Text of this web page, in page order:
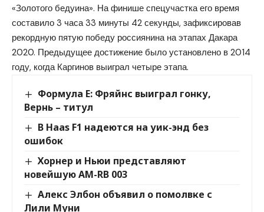
«Золотого бедуина». На финише спецучастка его время
составило 3 часа 33 минуты 42 секунды, зафиксировав
рекордную пятую победу россиянина на этапах Дакара
2020. Предыдущее достижение было установлено в 2014
году, когда Каргинов выиграл четыре этапа.
Формула E: Фряйнс выиграл гонку,
Вернь – титул
В Haas F1 надеются на уик-энд без
ошибок
Хорнер и Ньюи представляют
новейшую AM-RB 003
Алекс Элбон объявил о помолвке с
Лили Муни